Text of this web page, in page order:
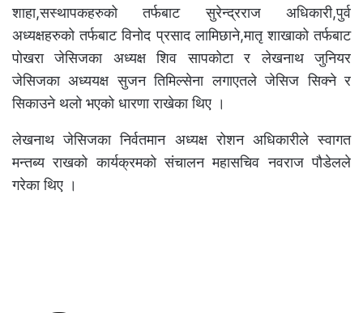
शाहा,सस्थापकहरुको तर्फबाट सुरेन्द्रराज अधिकारी,पुर्व
अध्यक्षहरुको तर्फबाट विनोद प्रसाद लामिछाने,मातृ शाखाको तर्फबाट
पोखरा जेसिजका अध्यक्ष शिव सापकोटा र लेखनाथ जुनियर
जेसिजका अध्ययक्ष सुजन तिमिल्सेना लगाएतले जेसिज सिक्ने र
सिकाउने थलो भएको धारणा राखेका थिए ।
लेखनाथ जेसिजका निर्वतमान अध्यक्ष रोशन अधिकारीले स्वागत
मन्तब्य राखको कार्यक्रमको संचालन महासचिव नवराज पौडेलले
गरेका थिए ।